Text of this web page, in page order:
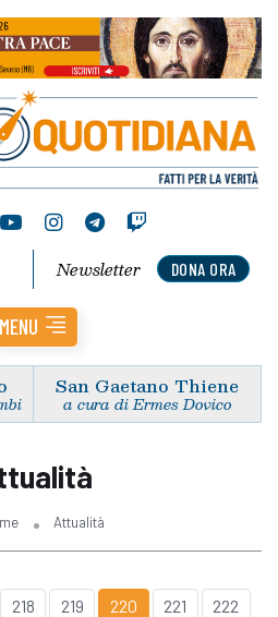
DONA ORA
Newsletter
MENU
San Gaetano Thiene
a cura di Ermes Dovico
Attualità
218 219 220 221 222